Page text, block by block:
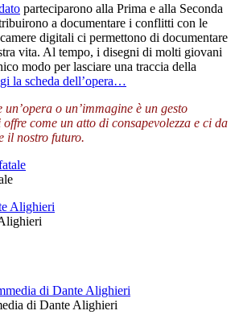
parteciparono alla Prima e alla Seconda
a documentare i conflitti con le
digitali ci permettono di documentare
vita. Al tempo, i disegni di molti giovani
modo per lasciare una traccia della
la scheda dell’opera…
o un’immagine è un gesto
come un atto di consapevolezza e ci da
il nostro futuro.
di Dante Alighieri